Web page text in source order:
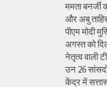
ममता
और अबु
पीएम मोदी
अगस्त को
नेतृत्व वाली
उन 26
केंद्र में